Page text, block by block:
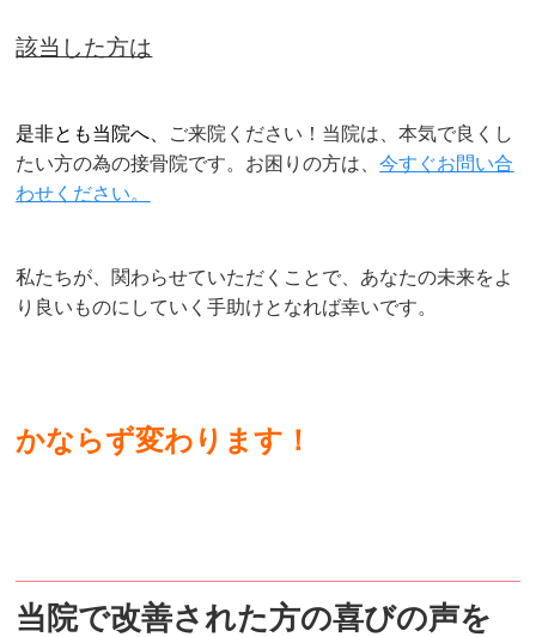
該当した方は
是非とも当院へ、 ご来院ください！ 当院は、本気で良くし
たい方の為の接骨院です。お困りの方は、今すぐお問い合
わせください。
私たちが、関わらせていただくことで、あなたの未来をよ
り良いものにしていく手助けとなれば幸いです。
かならず変わります！
当院で改善された方の喜びの声を